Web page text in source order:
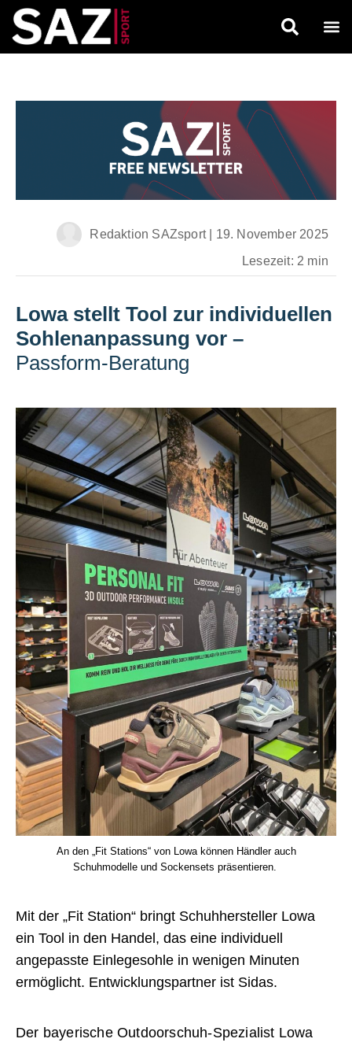
Redaktion SAZsport
19. November 2025
Lesezeit: 2 min
Lowa stellt Tool zur individuellen
Sohlenanpassung vor –
Passform-Beratung
An den „Fit Stations“ von Lowa können Händler auch
Schuhmodelle und Sockensets präsentieren.
Mit der „Fit Station“ bringt Schuhhersteller Lowa
ein Tool in den Handel, das eine individuell
angepasste Einlegesohle in wenigen Minuten
ermöglicht. Entwicklungspartner ist Sidas.
Der bayerische Outdoorschuh-Spezialist Lowa